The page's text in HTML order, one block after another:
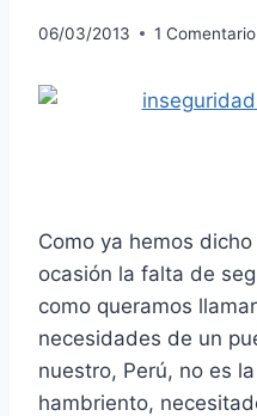
06/03/2013 1 Comentario
Como ya hemos
ocasión la falta de
como queramos
necesidades de un
nuestro, Perú, no es
hambriento,